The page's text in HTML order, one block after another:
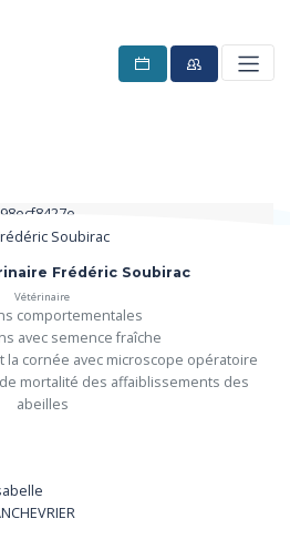
Frédéric Soubirac
Vétérinaire
comportementales
avec semence fraîche
la cornée avec microscope opératoire
mortalité des affaiblissements des
abeilles